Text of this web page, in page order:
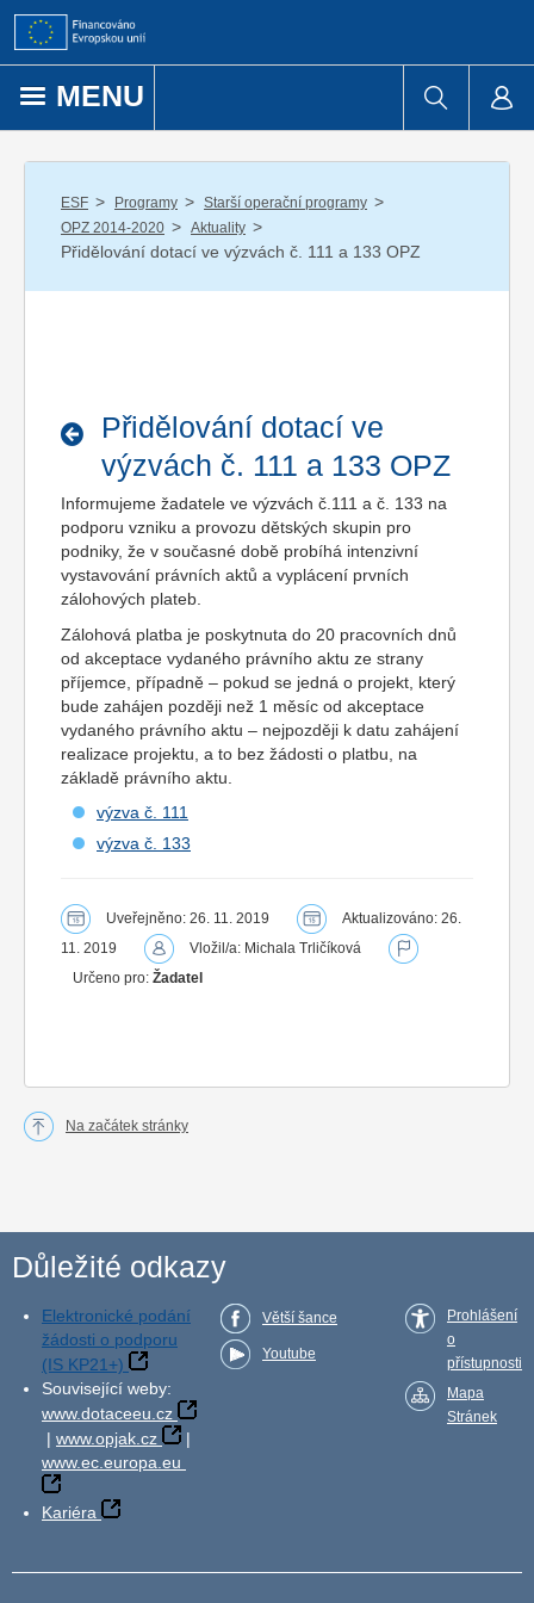
Přejít k obsahu
MENU
ESF / Programy / Starší operační programy /
OPZ 2014-2020 / Aktuality /
Přidělování dotací ve výzvách č. 111 a 133 OPZ
Přidělování dotací ve
výzvách č. 111 a 133 OPZ
Informujeme žadatele ve výzvách č.111 a č. 133 na
podporu vzniku a provozu dětských skupin pro
podniky, že v současné době probíhá intenzivní
vystavování právních aktů a vyplácení prvních
zálohových plateb.
Zálohová platba je poskytnuta do 20 pracovních dnů
od akceptace vydaného právního aktu ze strany
příjemce, případně – pokud se jedná o projekt, který
bude zahájen později než 1 měsíc od akceptace
vydaného právního aktu – nejpozději k datu zahájení
realizace projektu, a to bez žádosti o platbu, na
základě právního aktu.
výzva č. 111
výzva č. 133
Uveřejněno: 26. 11. 2019
Aktualizováno: 26.
11. 2019
Vložil/a: Michala Trličíková
Určeno pro: Žadatel
Na začátek stránky
Důležité odkazy
Elektronické podání
žádosti o podporu
(IS KP21+)
Související weby:
www.dotaceeu.cz
| www.opjak.cz
|
www.ec.europa.eu
Kariéra
Větší šance
Youtube
Prohlášení
o
přístupnosti
Mapa
Stránek